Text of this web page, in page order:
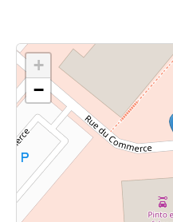
Cliquez sur le
Voir
+
−